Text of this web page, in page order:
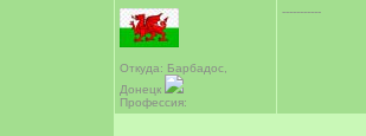
Откуда: Барбадос,
Донецк
Профессия:
-----------